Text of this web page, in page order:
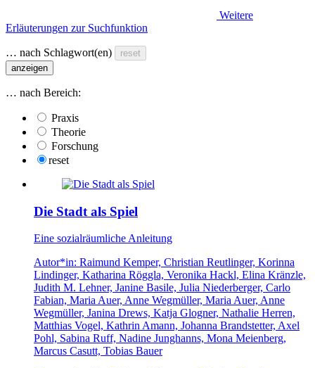
Weitere
Erläuterungen zur Suchfunktion
… nach Schlagwort(en)
reset
anzeigen
… nach Bereich:
Praxis
Theorie
Forschung
reset
Die Stadt als Spiel
Eine sozialräumliche Anleitung
Autor*in: Raimund Kemper, Christian Reutlinger, Korinna
Lindinger, Katharina Röggla, Veronika Hackl, Elina Kränzle,
Judith M. Lehner, Janine Basile, Julia Niederberger, Carlo
Fabian, Maria Auer, Anne Wegmüller, Maria Auer, Anne
Wegmüller, Janina Drews, Katja Glogner, Nathalie Herren,
Matthias Vogel, Kathrin Amann, Johanna Brandstetter, Axel
Pohl, Sabina Ruff, Nadine Junghanns, Mona Meienberg,
Marcus Casutt, Tobias Bauer